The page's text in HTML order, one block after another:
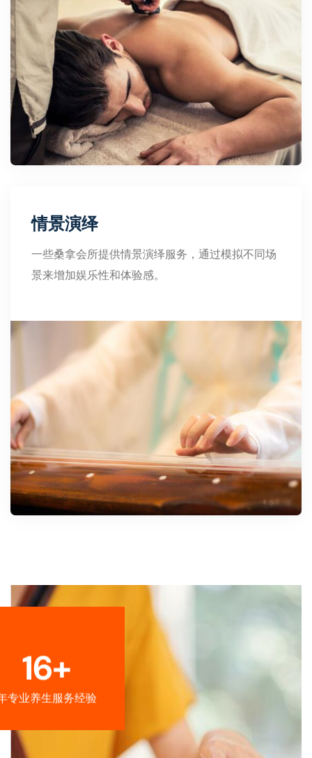
情景演绎
一些桑拿会所提供情景演绎服务，通过模拟不同场
景来增加娱乐性和体验感。
16+